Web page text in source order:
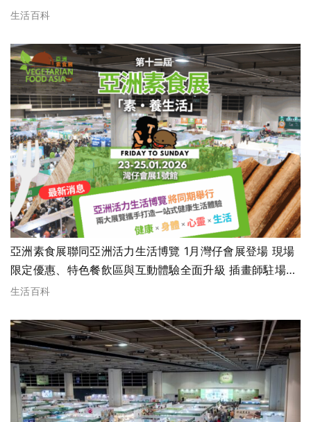
生活百科
亞洲素食展聯同亞洲活力生活博覽 1月灣仔會展登場 現場
限定優惠、特色餐飲區與互動體驗全面升級 插畫師駐場帶
來療癒藝術能量
生活百科